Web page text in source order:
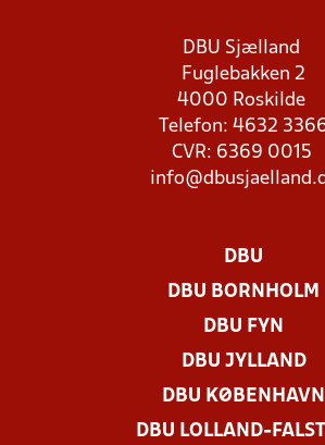
DBU Sjælland
Fuglebakken 2
4000 Roskilde
Telefon: 4632
CVR: 6369 0015
DBU
DBU BORNHOLM
DBU FYN
DBU JYLLAND
DBU KØBENHAVN
DBU LOLLAND-